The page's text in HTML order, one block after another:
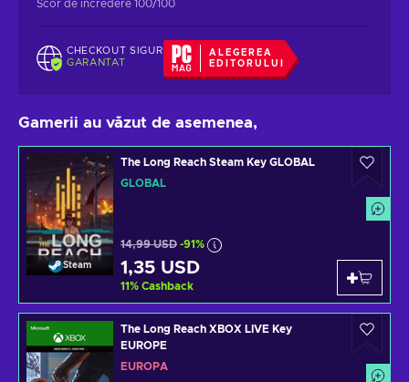
Scor de încredere 100/100
CHECKOUT SIGUR
GARANTAT
ALEGEREA
EDITORULUI
Gamerii au văzut de asemenea,
Steam
The Long Reach Steam Key GLOBAL
GLOBAL
14,99 USD -91%
1,35 USD
11% Cashback
The Long Reach XBOX LIVE Key
EUROPE
EUROPA